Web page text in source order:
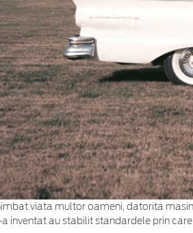
viata multor oameni, datorita
inventat au stabilit standardele prin